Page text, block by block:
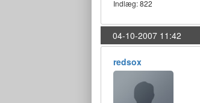
Indlæg: 822
04-10-2007 11:42
redsox